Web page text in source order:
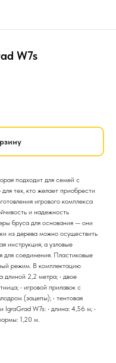
W7s
подходит для семей с
тех, кто желает приобрести
игрового комплекса
и надежность
бруса для основания — они
из дерева можно осуществить
инструкция, а узловые
для соединения. Пластиковые
режим. В комплектацию
длиной 2,2 метра; • двое
• игровой прилавок с
(зацепы); • тентовая
IgraGrad W7s: • длина: 4,56 м; •
1,20 м.